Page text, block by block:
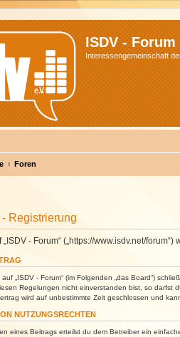
ISDV - Forum
Interessengemeinschaft
Foren
- Registrierung
„ISDV - Forum“ („https://www.isdv.net/
„ISDV - Forum“ (im Folgenden „das Board“)
Regelungen nicht einverstanden bist, so darfst
wird auf unbestimmte Zeit geschlossen und
NUTZUNGSRECHTEN
eines Beitrags erteilst du dem Betreiber ein